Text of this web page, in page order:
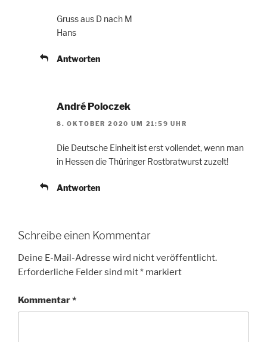
Gruss aus D nach M
Hans
Antworten
André Poloczek
8. OKTOBER 2020 UM 21:59 UHR
Die Deutsche Einheit ist erst vollendet, wenn man
in Hessen die Thüringer Rostbratwurst zuzelt!
Antworten
Schreibe einen Kommentar
Deine E-Mail-Adresse wird nicht veröffentlicht.
Erforderliche Felder sind mit* markiert
Kommentar*